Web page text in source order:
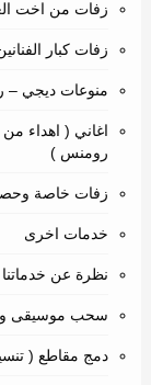
زفات من اخت
زفات كبار
منوعات ديجي
اغاني ( اهداء
رومنس )
زفات خاصة
خدمات اخرى
نظرة عن خدماتنا
سحب موسيقى
دمج مقاطع (